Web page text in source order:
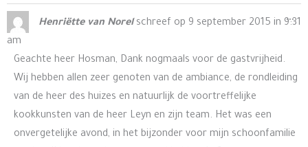
Henriëtte van Norel schreef op 9 september 2015 in 9:31
am
Geachte heer Hosman, Dank nogmaals voor de gastvrijheid.
Wij hebben allen zeer genoten van de ambiance, de rondleiding
van de heer des huizes en natuurlijk de voortreffelijke
kookkunsten van de heer Leyn en zijn team. Het was een
onvergetelijke avond, in het bijzonder voor mijn schoonfamilie
...